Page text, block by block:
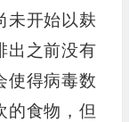
未开始以麸
出之前没有
使得病毒数
的食物，但